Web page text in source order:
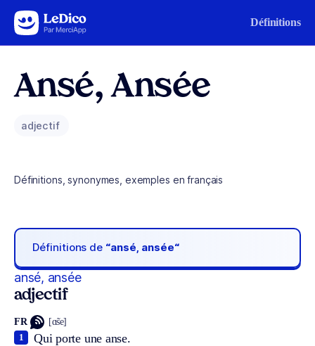
Aller au contenu Définitions
Ansé, Ansée
adjectif
Définitions, synonymes, exemples en français
Définitions de “ansé, ansée“
ansé, ansée
adjectif
FR [ɑ̃se]
Qui porte une anse.
1